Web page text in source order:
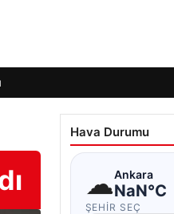
Hava Durumu
☁Ankara
NaN°C
ŞEHIR SEÇ